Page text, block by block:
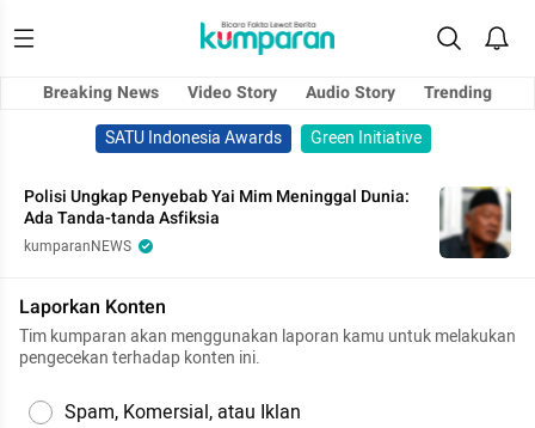
Breaking News Video Story Audio Story
Trending
SATU Indonesia Awards
Green Initiative
Polisi Ungkap Penyebab Yai Mim Meninggal Dunia:
Ada Tanda-tanda Asfiksia
kumparanNEWS
Laporkan Konten
Tim kumparan akan menggunakan laporan kamu untuk melakukan
pengecekan terhadap konten ini.
Spam, Komersial, atau Iklan